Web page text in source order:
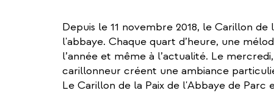
Depuis le 11 novembre 2018, le Carillon
l'abbaye. Chaque quart d’heure, une
l’année et même à l’actualité. Le
carillonneur créent une ambiance
Le Carillon de la Paix de l'Abbaye de Parc